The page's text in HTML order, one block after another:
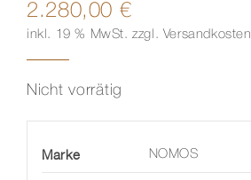
2.280,00 €
inkl. 19 % MwSt. zzgl. Versandkosten
Nicht vorrätig
Marke NOMOS